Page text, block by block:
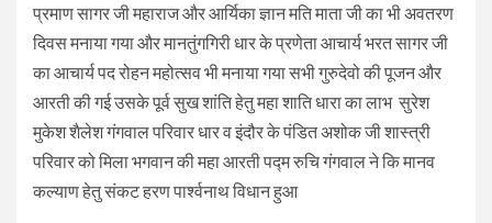
प्रमाण सागर जी महाराज और आर्यिका ज्ञान मति माता जी का भी अवतरण
दिवस मनाया गया और मानतुंगगिरी धार के प्रणेता आचार्य भरत सागर जी
का आचार्य पद रोहन महोत्सव भी मनाया गया सभी गुरुदेवो की पूजन और
आरती की गई उसके पूर्व सुख शांति हेतु महा शाति धारा का लाभ सुरेश
मुकेश शैलेश गंगवाल परिवार धार व इंदौर के पंडित अशोक जी शास्त्री
परिवार को मिला भगवान की महा आरती पद्म रुचि गंगवाल ने कि मानव
कल्याण हेतु संकट हरण पार्श्वनाथ विधान हुआ